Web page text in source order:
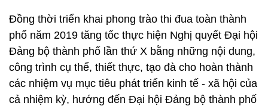
Đồng thời triển khai phong trào thi đua toàn thành
phố năm 2019 tăng tốc thực hiện Nghị quyết Đại hội
Đảng bộ thành phố lần thứ X bằng những nội dung,
công trình cụ thể, thiết thực, tạo đà cho hoàn thành
các nhiệm vụ mục tiêu phát triển kinh tế - xã hội của
cả nhiệm kỳ, hướng đến Đại hội Đảng bộ thành phố